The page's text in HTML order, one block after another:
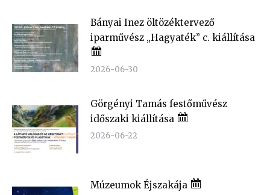
Bányai Inez öltözéktervező
iparművész „Hagyaték” c. kiállítása
2026-06-30
Görgényi Tamás festőművész
időszaki kiállítása
2026-06-22
Múzeumok Éjszakája